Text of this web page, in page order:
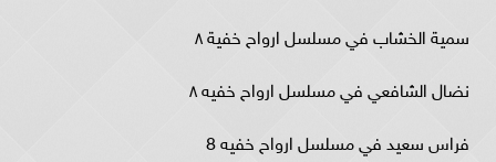
سمية الخشاب في مسلسل ارواح خفية ٨
نضال الشافعي في مسلسل ارواح خفيه ٨
فراس سعيد في مسلسل ارواح خفيه 8